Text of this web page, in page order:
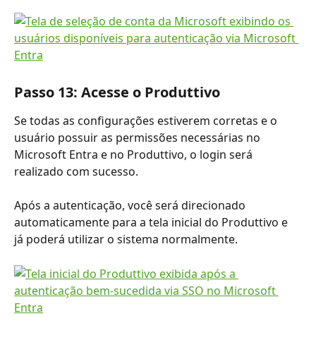
Passo 13: Acesse o Produttivo
Se todas as configurações estiverem corretas e o
usuário possuir as permissões necessárias no
Microsoft Entra e no Produttivo, o login será
realizado com sucesso.
Após a autenticação, você será direcionado
automaticamente para a tela inicial do Produttivo e
já poderá utilizar o sistema normalmente.